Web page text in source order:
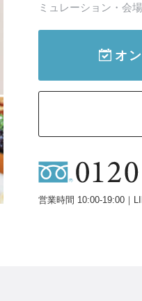
ミュレーション・会
オ
営業時間 10:00-19:00｜